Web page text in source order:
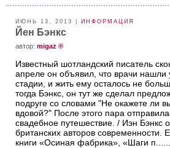
ИЮНЬ 13, 2013 | ИНФОРМАЦИЯ
Йен Бэнкс
aвтор: migaz ®
Известный шотландский писатель
апреле он объявил, что врачи нашли
стадии, и жить ему осталось не
тогда Бэнкс, он тут же сделал
подруге со словами "Не окажете ли
вдовой?" После этого пара
свадебное путешествие. / Иэн Бэнкc
британских авторов современности.
книги «Осиная фабрика», «Шаги